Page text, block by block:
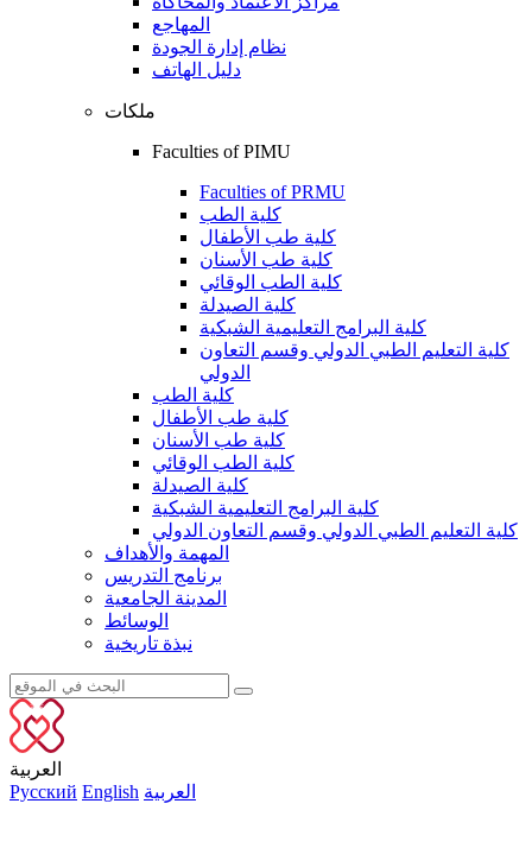
المهاجع
نظام إدارة الجودة
دليل الهاتف
ملكات
Faculties of PIMU
Faculties of PRMU
كلية الطب
كلية طب الأطفال
كلية طب الأسنان
كلية الطب الوقائي
كلية الصيدلة
كلية البرامج التعليمية الشبكية
كلية التعليم الطبي الدولي وقسم التعاون
الدولي
كلية الطب
كلية طب الأطفال
كلية طب الأسنان
كلية الطب الوقائي
كلية الصيدلة
كلية البرامج التعليمية الشبكية
كلية التعليم الطبي الدولي وقسم التعاون الدولي
المهمة والأهداف
برنامج التدريس
المدينة الجامعية
الوسائط
نبذة تاريخية
العربية
Русский English العربية